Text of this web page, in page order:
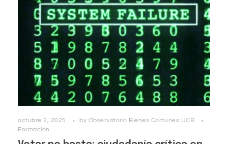
octubre 2, 2025 by Observatorio Bienes Comunes UCR
Formación